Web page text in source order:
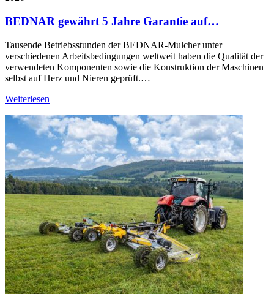
BEDNAR gewährt 5 Jahre Garantie auf…
Tausende Betriebsstunden der BEDNAR-Mulcher unter
verschiedenen Arbeitsbedingungen weltweit haben die Qualität der
verwendeten Komponenten sowie die Konstruktion der Maschinen
selbst auf Herz und Nieren geprüft.…
Weiterlesen